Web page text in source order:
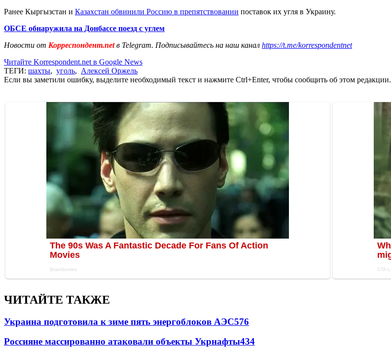
Ранее Кыргызстан и Казахстан обвинили Россию в препятствовании поставок их угля в Украину.
ОБСЕ обнаружила на Донбассе поезд с углем
Новости от Корреспондент.netв Telegram. Подписывайтесь на наш канал https://t.me/korrespondentnet
Читайте Korrespondent.net в Google News
ТЕГИ: шахты, уголь, Алексей Оржель
Если вы заметили ошибку, выделите необходимый текст и нажмите Ctrl+Enter, чтобы сообщить об этом редакции.
ЧИТАЙТЕ ТАКЖЕ
Украина подготовила к зиме пять энергоблоков АЭС576
Россияне массированно атаковали объекты Укрнафты434